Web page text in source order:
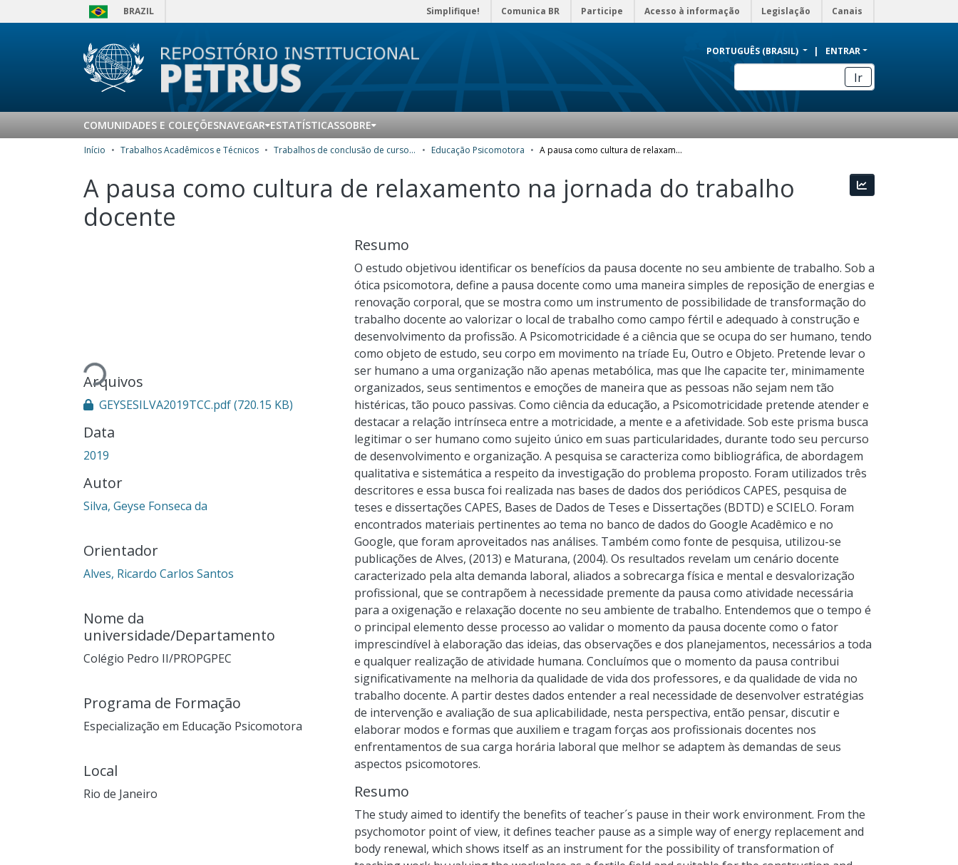
BRAZIL Simplifique! Comunica BR Participe Acesso à informação Legislação Canais
PORTUGUÊS (BRASIL) ENTRAR
Ir
COMUNIDADES E COLEÇÕESNAVEGAR ESTATÍSTICASSOBRE
Início Trabalhos Acadêmicos e Técnicos Trabalhos de conclusão de curso de Especialização Educação Psicomotora A pausa como cultura de relaxamento na jornada do trabalho docente
A pausa como cultura de relaxamento na jornada do trabalho
docente
Carregando...
Arquivos
GEYSESILVA2019TCC.pdf(720.15 KB)
Data
2019
Autor
Silva, Geyse Fonseca da
Orientador
Alves, Ricardo Carlos Santos
Nome da
universidade/Departamento
Colégio Pedro II/PROPGPEC
Programa de Formação
Especialização em Educação Psicomotora
Local
Rio de Janeiro
Resumo
O estudo objetivou identificar os benefícios da pausa docente no seu ambiente de trabalho. Sob a
ótica psicomotora, define a pausa docente como uma maneira simples de reposição de energias e
renovação corporal, que se mostra como um instrumento de possibilidade de transformação do
trabalho docente ao valorizar o local de trabalho como campo fértil e adequado à construção e
desenvolvimento da profissão. A Psicomotricidade é a ciência que se ocupa do ser humano, tendo
como objeto de estudo, seu corpo em movimento na tríade Eu, Outro e Objeto. Pretende levar o
ser humano a uma organização não apenas metabólica, mas que lhe capacite ter, minimamente
organizados, seus sentimentos e emoções de maneira que as pessoas não sejam nem tão
histéricas, tão pouco passivas. Como ciência da educação, a Psicomotricidade pretende atender e
destacar a relação intrínseca entre a motricidade, a mente e a afetividade. Sob este prisma busca
legitimar o ser humano como sujeito único em suas particularidades, durante todo seu percurso
de desenvolvimento e organização. A pesquisa se caracteriza como bibliográfica, de abordagem
qualitativa e sistemática a respeito da investigação do problema proposto. Foram utilizados três
descritores e essa busca foi realizada nas bases de dados dos periódicos CAPES, pesquisa de
teses e dissertações CAPES, Bases de Dados de Teses e Dissertações (BDTD) e SCIELO. Foram
encontrados materiais pertinentes ao tema no banco de dados do Google Acadêmico e no
Google, que foram aproveitados nas análises. Também como fonte de pesquisa, utilizou-se
publicações de Alves, (2013) e Maturana, (2004). Os resultados revelam um cenário docente
caracterizado pela alta demanda laboral, aliados a sobrecarga física e mental e desvalorização
profissional, que se contrapõem à necessidade premente da pausa como atividade necessária
para a oxigenação e relaxação docente no seu ambiente de trabalho. Entendemos que o tempo é
o principal elemento desse processo ao validar o momento da pausa docente como o fator
imprescindível à elaboração das ideias, das observações e dos planejamentos, necessários a toda
e qualquer realização de atividade humana. Concluímos que o momento da pausa contribui
significativamente na melhoria da qualidade de vida dos professores, e da qualidade de vida no
trabalho docente. A partir destes dados entender a real necessidade de desenvolver estratégias
de intervenção e avaliação de sua aplicabilidade, nesta perspectiva, então pensar, discutir e
elaborar modos e formas que auxiliem e tragam forças aos profissionais docentes nos
enfrentamentos de sua carga horária laboral que melhor se adaptem às demandas de seus
aspectos psicomotores.
Resumo
The study aimed to identify the benefits of teacher´s pause in their work environment. From the
psychomotor point of view, it defines teacher pause as a simple way of energy replacement and
body renewal, which shows itself as an instrument for the possibility of transformation of